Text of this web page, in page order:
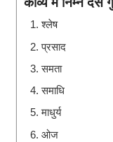
श्लेष
प्रसाद
समता
समाधि
माधुर्य
ओज